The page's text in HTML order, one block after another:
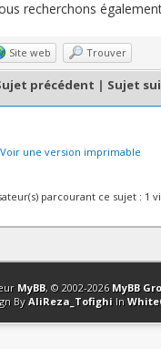
recherchons
Site web Trouver
précédent | Sujet
Voir une version imprimable
parcourant ce sujet : 1
Club Affiliation
MyBB, © 2002-2026 MyBB
By AliReza_Tofighi In